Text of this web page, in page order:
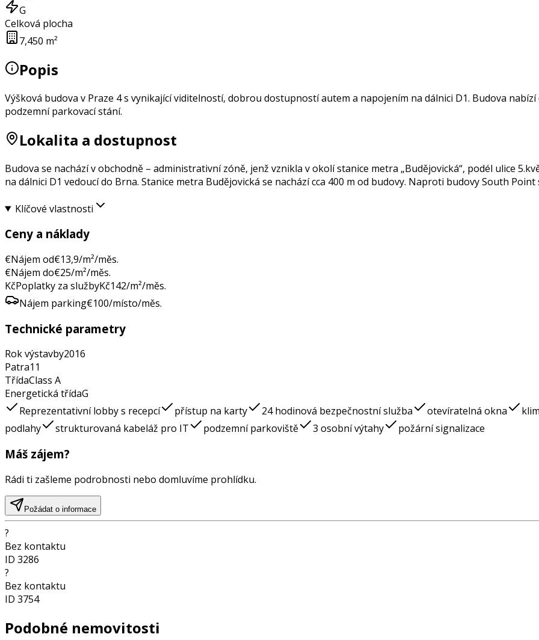
G
Celková plocha
7,450 m²
Popis
Výšková budova v Praze 4 s vynikající viditelností, dobrou dostupností autem a napojením na dálnici D1. Budova
podzemní parkovací stání.
Lokalita a dostupnost
Budova se nachází v obchodně – administrativní zóně, jenž vznikla v okolí stanice metra „Budějovická“, podél ulice
na dálnici D1 vedoucí do Brna. Stanice metra Budějovická se nachází cca 400 m od budovy. Naproti budovy South
Klíčové vlastnosti
Ceny a náklady
€Nájem od€13,9/m²/měs.
€Nájem do€25/m²/měs.
KčPoplatky za službyKč142/m²/měs.
Nájem parking€100/místo/měs.
Technické parametry
Rok výstavby2016
Patra11
TřídaClass A
Energetická třídaG
Reprezentativní lobby s recepcí
přístup na karty 24 hodinová bezpečnostní služba otevíratelná okna
podlahy
strukturovaná kabeláž pro IT podzemní parkoviště 3 osobní výtahy požární signalizace
Máš zájem?
Rádi ti zašleme podrobnosti nebo domluvíme prohlídku.
Požádat o informace
?
Bez kontaktu
ID 3286
?
Bez kontaktu
ID 3754
Podobné nemovitosti